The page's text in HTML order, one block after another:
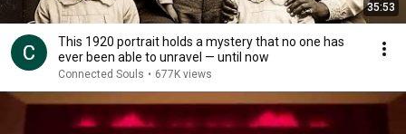
35:53
This 1920 portrait holds a mystery that no one has
ever been able to unravel — until now
Connected Souls • 677K views